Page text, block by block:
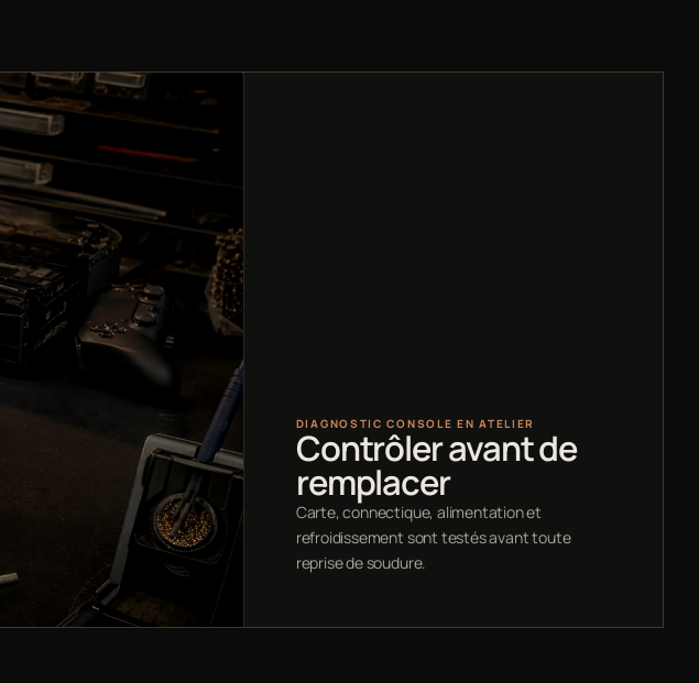
DIAGNOSTIC CONSOLE EN ATELIER
Contrôler avant de
remplacer
Carte, connectique, alimentation et
refroidissement sont testés avant toute
reprise de soudure.